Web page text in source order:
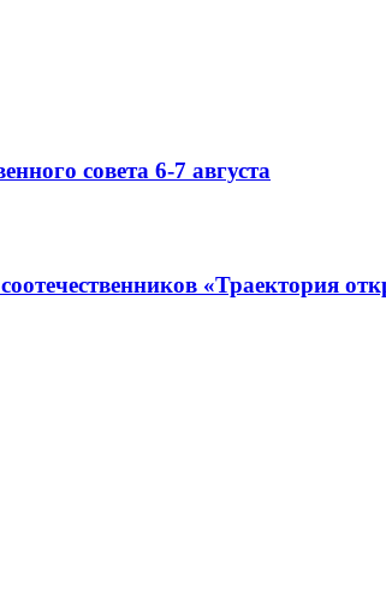
совета 6-7 августа
«Траектория